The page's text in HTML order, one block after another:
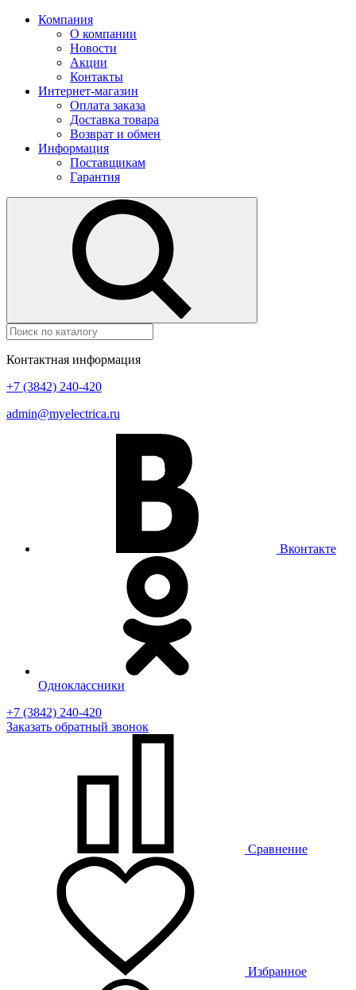
Компания
О компании
Новости
Акции
Контакты
Интернет-магазин
Оплата заказа
Доставка товара
Возврат и обмен
Информация
Поставщикам
Гарантия
Контактная информация
+7 (3842) 240-420
admin@myelectrica.ru
Вконтакте
Одноклассники
+7 (3842) 240-420
Заказать обратный звонок
Сравнение
Избранное